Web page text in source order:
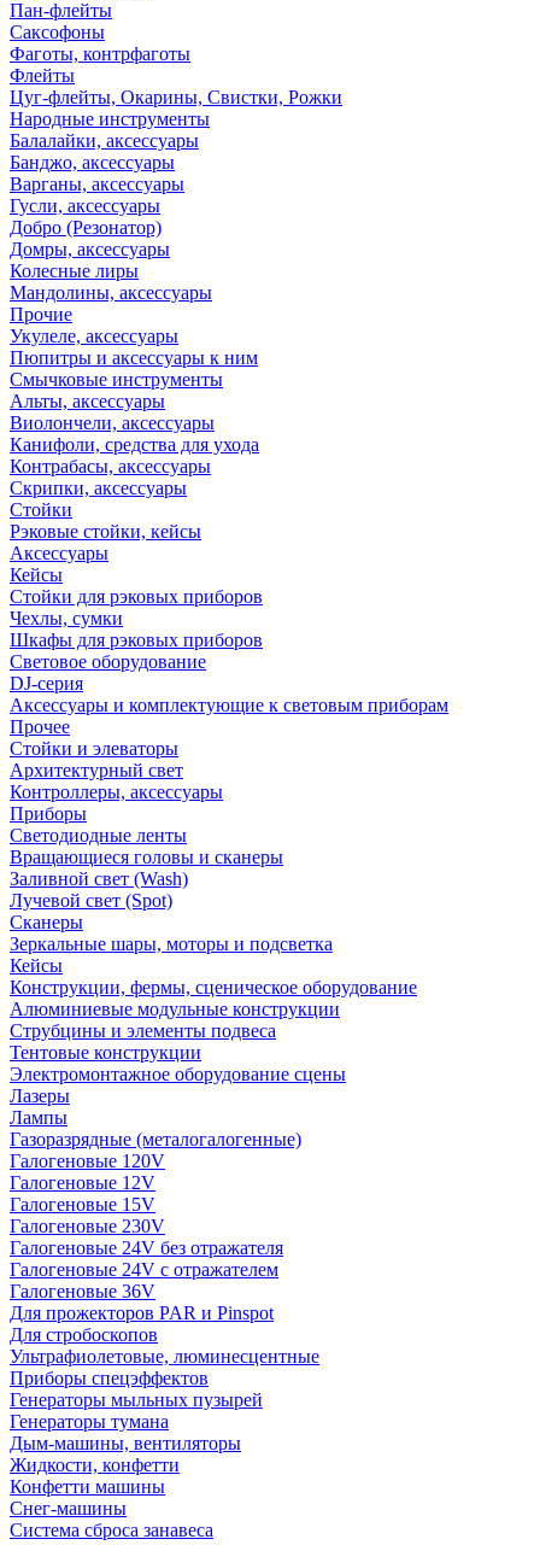
Пан-флейты
Саксофоны
Фаготы, контрфаготы
Флейты
Цуг-флейты, Окарины, Свистки, Рожки
Народные инструменты
Балалайки, аксессуары
Банджо, аксессуары
Варганы, аксессуары
Гусли, аксессуары
Добро (Резонатор)
Домры, аксессуары
Колесные лиры
Мандолины, аксессуары
Прочие
Укулеле, аксессуары
Пюпитры и аксессуары к ним
Смычковые инструменты
Альты, аксессуары
Виолончели, аксессуары
Канифоли, средства для ухода
Контрабасы, аксессуары
Скрипки, аксессуары
Стойки
Рэковые стойки, кейсы
Аксессуары
Кейсы
Стойки для рэковых приборов
Чехлы, сумки
Шкафы для рэковых приборов
Световое оборудование
DJ-серия
Аксессуары и комплектующие к световым приборам
Прочее
Стойки и элеваторы
Архитектурный свет
Контроллеры, аксессуары
Приборы
Светодиодные ленты
Вращающиеся головы и сканеры
Заливной свет (Wash)
Лучевой свет (Spot)
Сканеры
Зеркальные шары, моторы и подсветка
Кейсы
Конструкции, фермы, сценическое оборудование
Алюминиевые модульные конструкции
Струбцины и элементы подвеса
Тентовые конструкции
Электромонтажное оборудование сцены
Лазеры
Лампы
Газоразрядные (металогалогенные)
Галогеновые 120V
Галогеновые 12V
Галогеновые 15V
Галогеновые 230V
Галогеновые 24V без отражателя
Галогеновые 24V с отражателем
Галогеновые 36V
Для прожекторов PAR и Pinspot
Для стробоскопов
Ультрафиолетовые, люминесцентные
Приборы спецэффектов
Генераторы мыльных пузырей
Генераторы тумана
Дым-машины, вентиляторы
Жидкости, конфетти
Конфетти машины
Снег-машины
Система сброса занавеса